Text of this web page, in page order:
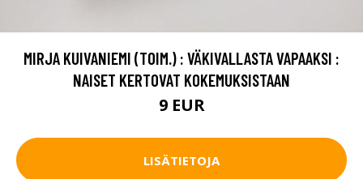
MIRJA KUIVANIEMI (TOIM.) : VÄKIVALLASTA VAPAAKSI :
NAISET KERTOVAT KOKEMUKSISTAAN
9 EUR
LISÄTIETOJA